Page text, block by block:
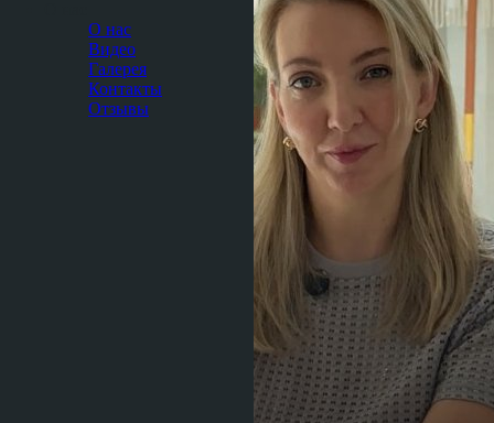
О нас
Видео
Галерея
Контакты
Отзывы